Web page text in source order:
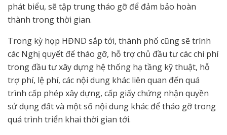
phát biểu, sẽ tập trung tháo gỡ để đảm bảo hoàn
thành trong thời gian.
Trong kỳ họp HĐND sắp tới, thành phố cũng sẽ trình
các Nghị quyết để tháo gỡ, hỗ trợ chủ đầu tư các chi phí
trong đầu tư xây dựng hệ thống hạ tầng kỹ thuật, hỗ
trợ phí, lệ phí, các nội dung khác liên quan đến quá
trình cấp phép xây dựng, cấp giấy chứng nhận quyền
sử dụng đất và một số nội dung khác để tháo gỡ trong
quá trình triển khai thời gian tới.